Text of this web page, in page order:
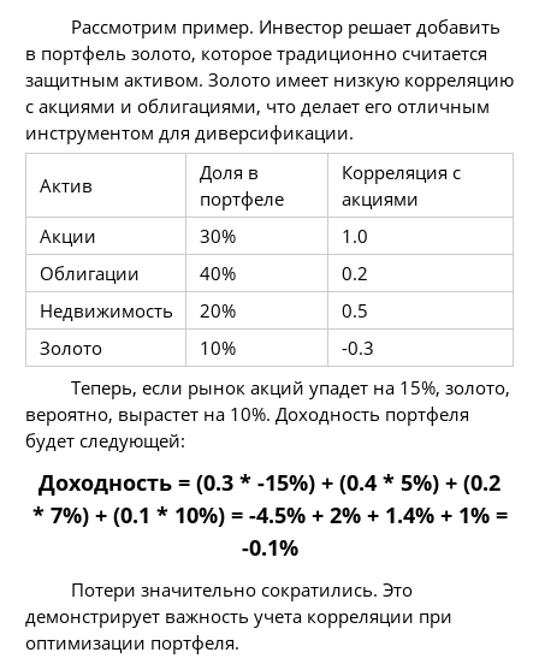
Рассмотрим пример. Инвестор решает добавить
в портфель золото, которое традиционно считается
защитным активом. Золото имеет низкую корреляцию
с акциями и облигациями, что делает его отличным
инструментом для диверсификации.
Актив
Доля в
портфеле
Корреляция с
акциями
Акции
30%
1.0
Облигации
40%
0.2
Недвижимость
20%
0.5
Золото
10%
-0.3
Теперь, если рынок акций упадет на 15%, золото,
вероятно, вырастет на 10%. Доходность портфеля
будет следующей:
Доходность = (0.3 * -15%) + (0.4 * 5%) + (0.2
* 7%) + (0.1 * 10%) = -4.5% + 2% + 1.4% + 1% =
-0.1%
Потери значительно сократились. Это
демонстрирует важность учета корреляции при
оптимизации портфеля.